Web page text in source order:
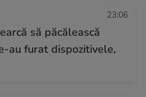
23:06
să păcălească
au furat dispozitivele,